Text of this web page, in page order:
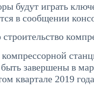
будут играть
в сообщении
строительство
завершены в
квартале 2019